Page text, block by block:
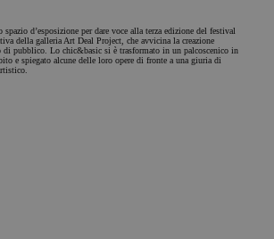
d’esposizione per dare voce alla terza edizione del festival
della galleria Art Deal Project, che avvicina la creazione
di pubblico. Lo chic&basic si è trasformato in un palcoscenico in
e spiegato alcune delle loro opere di fronte a una giuria di